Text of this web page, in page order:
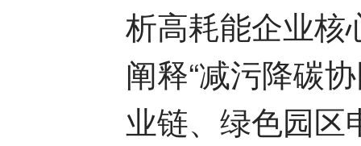
析高耗能企业核
阐释“减污降碳
业链、绿色园区